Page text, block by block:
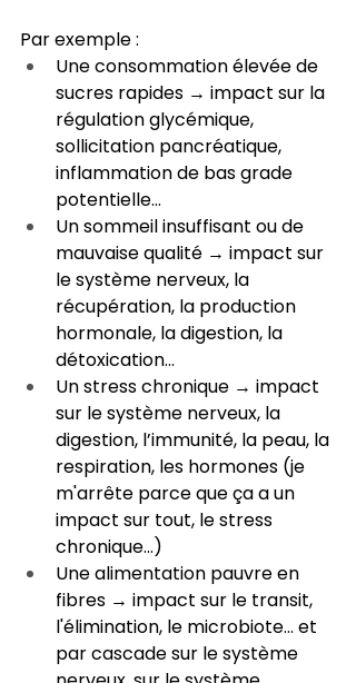
Par exemple :
Une consommation élevée de
sucres rapides → impact sur la
régulation glycémique,
sollicitation pancréatique,
inflammation de bas grade
potentielle...
Un sommeil insuffisant ou de
mauvaise qualité → impact sur
le système nerveux, la
récupération, la production
hormonale, la digestion, la
détoxication...
Un stress chronique → impact
sur le système nerveux, la
digestion, l’immunité, la peau, la
respiration, les hormones (je
m'arrête parce que ça a un
impact sur tout, le stress
chronique...)
Une alimentation pauvre en
fibres → impact sur le transit,
l'élimination, le microbiote... et
par cascade sur le système